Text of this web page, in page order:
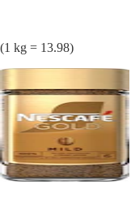
(1 kg = 13.98)